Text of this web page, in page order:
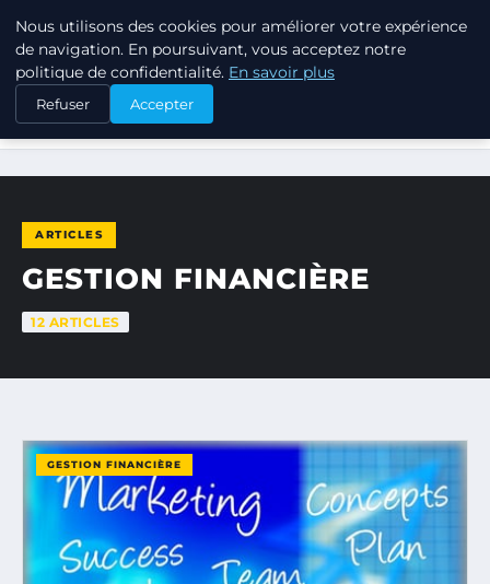
TUEZ-LES TOUS
ACCUEIL GESTION FINANCIÈRE
ARTICLES
GESTION FINANCIÈRE
12 ARTICLES
GESTION FINANCIÈRE
Nous utilisons des cookies pour améliorer votre expérience
de navigation. En poursuivant, vous acceptez notre
politique de confidentialité. En savoir plus
Refuser Accepter